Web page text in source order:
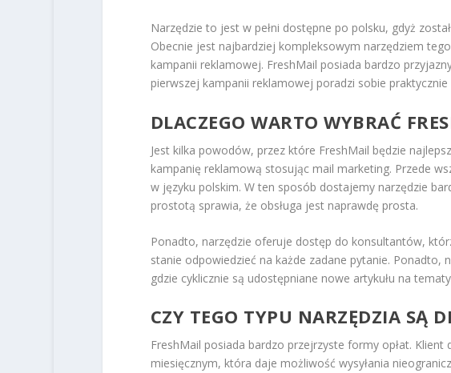
Narzędzie to jest w pełni dostępne po polsku, gdyż
Obecnie jest najbardziej kompleksowym narzędziem
kampanii reklamowej. FreshMail posiada bardzo
pierwszej kampanii reklamowej poradzi sobie
DLACZEGO WARTO WYBRAĆ
Jest kilka powodów, przez które FreshMail będzie
kampanię reklamową stosując mail marketing. Przede
w języku polskim. W ten sposób dostajemy narzędzie
prostotą sprawia, że obsługa jest naprawdę prosta.
Ponadto, narzędzie oferuje dostęp do konsultantów,
stanie odpowiedzieć na każde zadane pytanie. Ponadto,
gdzie cyklicznie są udostępniane nowe artykułu na
CZY TEGO TYPU NARZĘDZIA SĄ
FreshMail posiada bardzo przejrzyste formy opłat.
miesięcznym, która daje możliwość wysyłania